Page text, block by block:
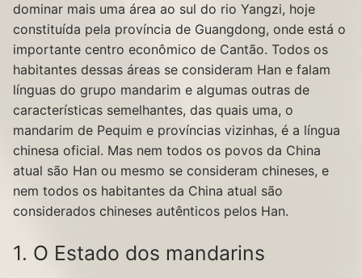
dominar mais uma área ao sul do rio Yangzi, hoje
constituída pela província de Guangdong, onde está o
importante centro econômico de Cantão. Todos os
habitantes dessas áreas se consideram Han e falam
línguas do grupo mandarim e algumas outras de
características semelhantes, das quais uma, o
mandarim de Pequim e províncias vizinhas, é a língua
chinesa oficial. Mas nem todos os povos da China
atual são Han ou mesmo se consideram chineses, e
nem todos os habitantes da China atual são
considerados chineses autênticos pelos Han.
1. O Estado dos mandarins